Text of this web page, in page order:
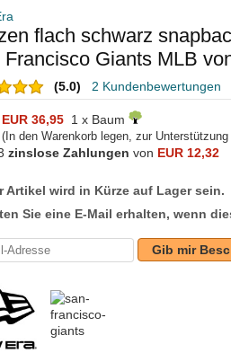
flach schwarz
Francisco Giants MLB
(5.0) 2 Kundenbewertungen
EUR 36,95 1 x Baum
(In den Warenkorb legen, zur Unterstützung
zinslose Zahlungen von EUR 12,32
Artikel wird in Kürze auf Lager sein.
Sie eine E-Mail erhalten, wenn
Gib mir